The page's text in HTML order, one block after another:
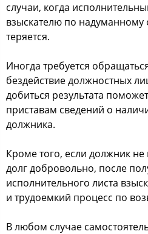
случаи, когда
взыскателю по
теряется.
Иногда требуется
бездействие должностных
добиться результата
приставам сведений о
должника.
Кроме того, если должник
долг добровольно, после
исполнительного листа
и трудоемкий процесс по
В любом случае